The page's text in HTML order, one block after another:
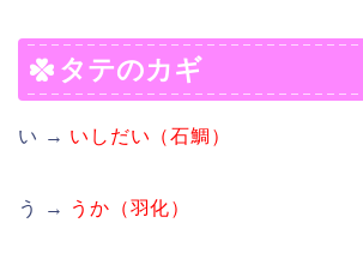
タテのカギ
い → いしだい（石鯛）
う → うか（羽化）